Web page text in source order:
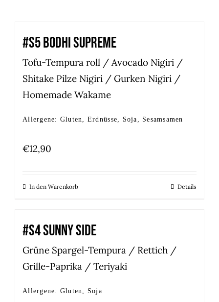
#S5 BODHI SUPREME
Tofu-Tempura roll / Avocado Nigiri /
Shitake Pilze Nigiri / Gurken Nigiri /
Homemade Wakame
Allergene: Gluten, Erdnüsse, Soja, Sesamsamen
€12,90
In den Warenkorb Details
#S4 SUNNY SIDE
Grüne Spargel-Tempura / Rettich /
Grille-Paprika / Teriyaki
Allergene: Gluten, Soja